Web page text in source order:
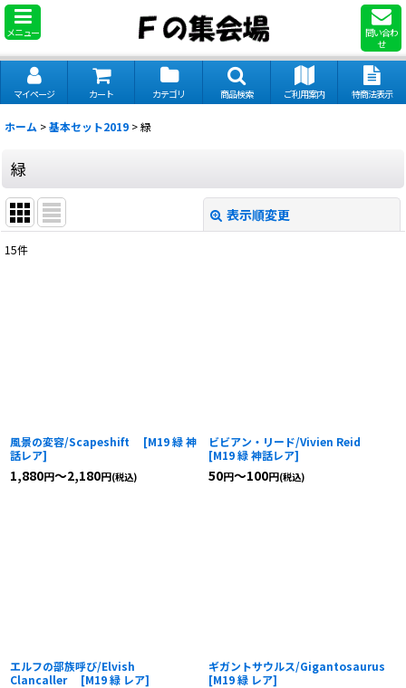
メニュー
問い合わ
せ
マイページ カート カテゴリ 商品検索 ご利用案内 特商法表示
ホーム >基本セット2019 >緑
緑
表示順変更
15件
風景の変容/Scapeshift [M19 緑 神
話レア]
1,880円～2,180円(税込)
ビビアン・リード/Vivien Reid
[M19 緑 神話レア]
50円～100円(税込)
エルフの部族呼び/Elvish
Clancaller
[M19 緑 レア]
ギガントサウルス/Gigantosaurus
[M19 緑 レア]